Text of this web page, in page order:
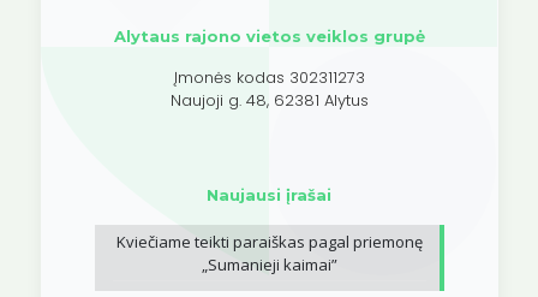
Alytaus rajono vietos veiklos grupė
Įmonės kodas 302311273
Naujoji g. 48, 62381 Alytus
Naujausi įrašai
Kviečiame teikti paraiškas pagal priemonę
„Sumanieji kaimai”